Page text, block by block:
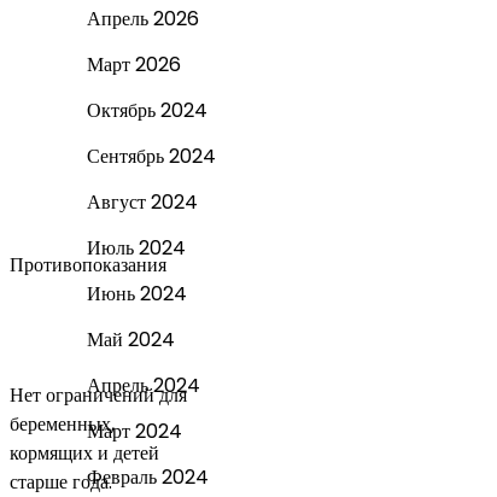
Противопоказания
Нет ограничений для
беременных,
кормящих и детей
старше года.
Апрель 2026
Март 2026
Октябрь 2024
Сентябрь 2024
Август 2024
Июль 2024
Июнь 2024
Май 2024
Апрель 2024
Март 2024
Февраль 2024